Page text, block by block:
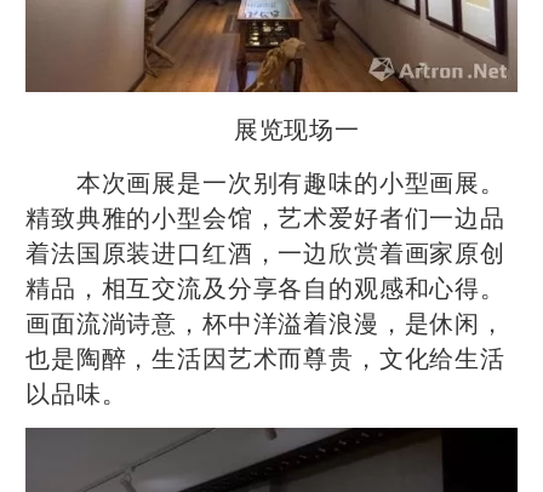
展览现场一
本次画展是一次别有趣味的小型画展。
精致典雅的小型会馆，艺术爱好者们一边品
着法国原装进口红酒，一边欣赏着画家原创
精品，相互交流及分享各自的观感和心得。
画面流淌诗意，杯中洋溢着浪漫，是休闲，
也是陶醉，生活因艺术而尊贵，文化给生活
以品味。